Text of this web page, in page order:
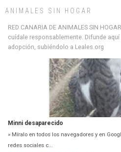
ANIMALES SIN HOGAR
RED CANARIA DE ANIMALES SIN
cuídale responsablemente. Difunde
adopción, subiéndolo a Leales.org
Minni desaparecido
» Míralo en todos los navegadores y en
redes sociales c...